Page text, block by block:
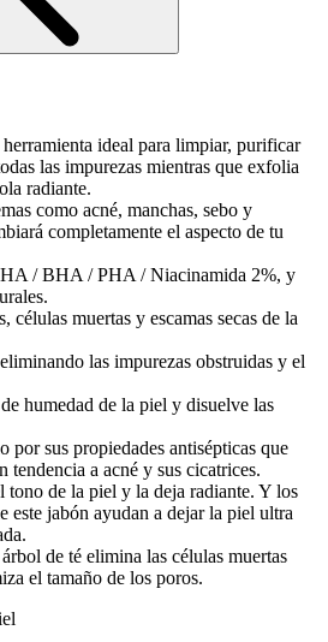
ideal para limpiar, purificar
las impurezas mientras que exfolia
radiante.
como acné, manchas, sebo y
completamente el aspecto de tu
/ BHA / PHA / Niacinamida 2%, y
muertas y escamas secas de la
las impurezas obstruidas y el
humedad de la piel y disuelve las
por sus propiedades antisépticas que
tendencia a acné y sus cicatrices.
de la piel y la deja radiante. Y los
este jabón ayudan a dejar la piel ultra
de té elimina las células muertas
el tamaño de los poros.